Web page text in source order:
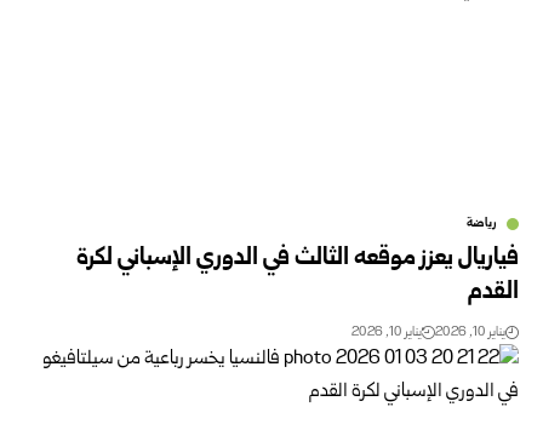
رياضة
فياريال يعزز موقعه الثالث في الدوري الإسباني لكرة
القدم
يناير 10, 2026 يناير 10, 2026